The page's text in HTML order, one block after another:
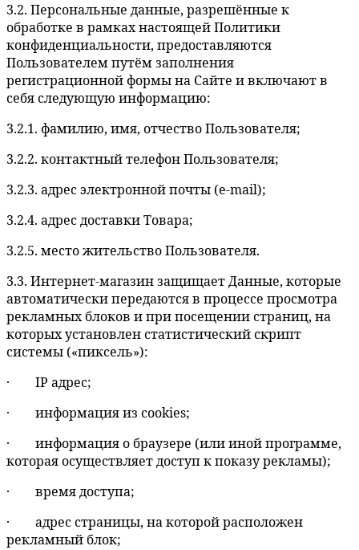
3.2. Персональные данные, разрешённые к
обработке в рамках настоящей Политики
конфиденциальности, предоставляются
Пользователем путём заполнения
регистрационной формы на Сайте и включают в
себя следующую информацию:
3.2.1. фамилию, имя, отчество Пользователя;
3.2.2. контактный телефон Пользователя;
3.2.3. адрес электронной почты (e-mail);
3.2.4. адрес доставки Товара;
3.2.5. место жительство Пользователя.
3.3. Интернет-магазин защищает Данные, которые
автоматически передаются в процессе просмотра
рекламных блоков и при посещении страниц, на
которых установлен статистический скрипт
системы («пиксель»):
· IP адрес;
· информация из cookies;
· информация о браузере (или иной программе,
которая осуществляет доступ к показу рекламы);
· время доступа;
· адрес страницы, на которой расположен
рекламный блок;